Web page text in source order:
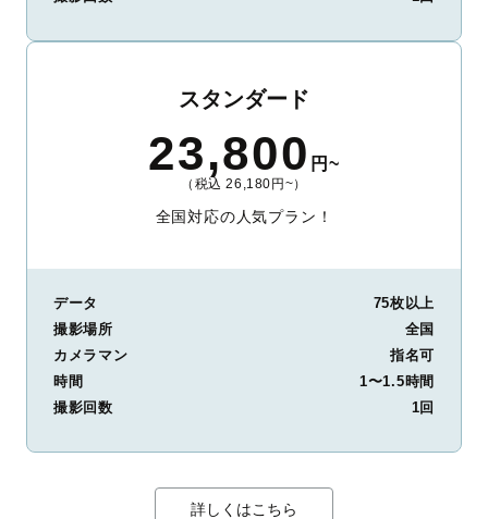
スタンダード
23,800 円~
（税込 26,180円~）
全国対応の人気プラン！
データ
75枚以上
撮影場所
全国
カメラマン
指名可
時間
1〜1.5時間
撮影回数
1回
詳しくはこちら